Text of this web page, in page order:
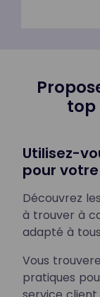
top
Utilisez-
pour
Découvrez
à trouver à
adapté à
Vous
pratiques